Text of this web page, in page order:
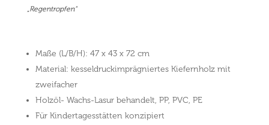
„Regentropfen“
Maße (L/B/H): 47 x 43 x 72 cm
Material: kesseldruckimprägniertes Kiefernholz mit
zweifacher
Holzöl- Wachs-Lasur behandelt, PP, PVC, PE
Für Kindertagesstätten konzipiert